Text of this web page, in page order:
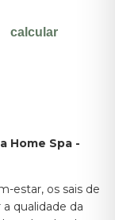
calcular
Home Spa -
estar, os sais de
qualidade da